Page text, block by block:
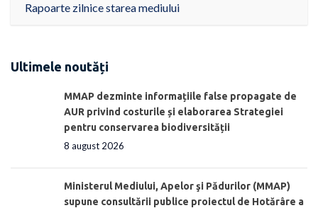
Rapoarte zilnice starea mediului
Ultimele noutăți
MMAP dezminte informațiile false propagate de
AUR privind costurile și elaborarea Strategiei
pentru conservarea biodiversității
8 august 2026
Ministerul Mediului, Apelor şi Pădurilor (MMAP)
supune consultării publice proiectul de Hotărâre a